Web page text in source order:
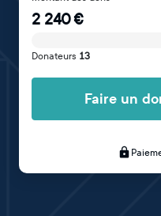
2 240€
Donateurs 13
Faire un